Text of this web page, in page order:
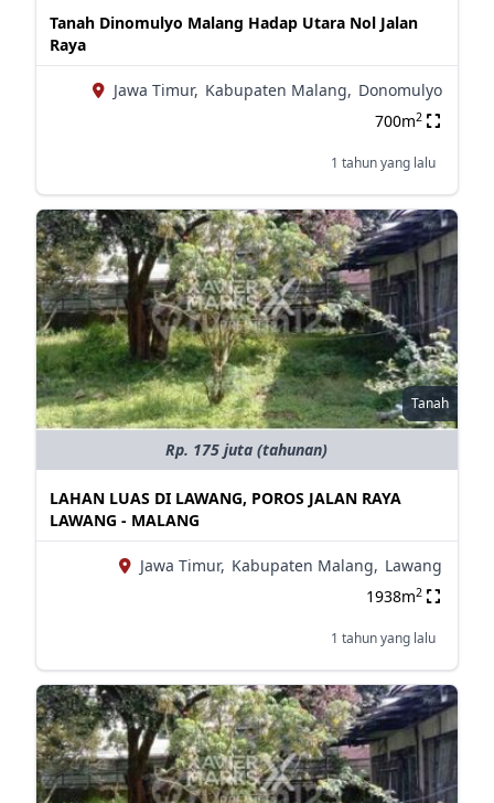
Tanah Dinomulyo Malang Hadap Utara Nol Jalan
Raya
Jawa Timur, Kabupaten Malang, Donomulyo
700m2
1 tahun yang lalu
Tanah
Rp. 175 juta (tahunan)
LAHAN LUAS DI LAWANG, POROS JALAN RAYA
LAWANG - MALANG
Jawa Timur, Kabupaten Malang, Lawang
1938m2
1 tahun yang lalu